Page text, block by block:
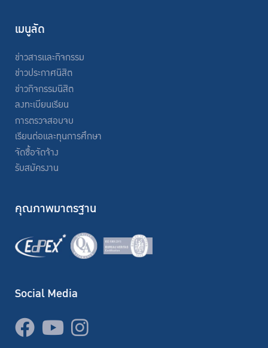
เมนูลัด
ข่าวสารและกิจกรรม
ข่าวประกาศนิสิต
ข่าวกิจกรรมนิสิต
ลงทะเบียนเรียน
การตรวจสอบจบ
เรียนต่อและทุนการศึกษา
จัดซื้อจัดจ้าง
รับสมัครงาน
คุณภาพมาตรฐาน
Social Media